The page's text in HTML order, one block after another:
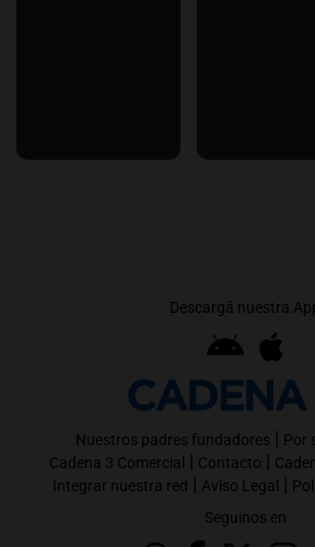
Descargá nuestra
Nuestros padres fundadores | Por
Cadena 3 Comercial | Contacto |
Integrar nuestra red | Aviso Legal |
Seguinos en